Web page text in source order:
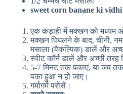
sweet corn banane ki
एक कड़ाही में मक्खन को मध्यम
मक्खन पिघलने के बाद, चीनी,
मसाला (वैकल्पिक) डालें और
स्वीट कॉर्न डालें और अच्छी तरह
5-7 मिनट तक पकाएं, या जब
पका हुआ न हो जाए।
गर्मागर्म परोसें।